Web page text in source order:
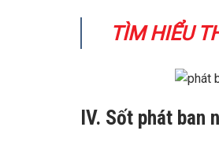
TÌM HIỂU
IV. Sốt phát ban